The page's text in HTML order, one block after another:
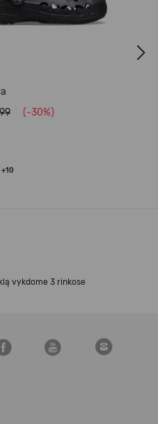
(-30%)
+10
vykdome 3 rinkose